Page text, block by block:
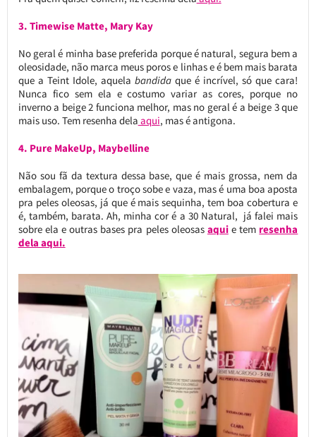
3. Timewise Matte, Mary Kay
No geral é minha base preferida porque é natural, segura bem a
oleosidade, não marca meus poros e linhas e é bem mais barata
que a Teint Idole, aquela bandidaque é incrível, só que cara!
Nunca fico sem ela e costumo variar as cores, porque no
inverno a beige 2 funciona melhor, mas no geral é a beige 3 que
mais uso. Tem resenha dela aqui, mas é antigona.
4. Pure MakeUp, Maybelline
Não sou fã da textura dessa base, que é mais grossa, nem da
embalagem, porque o troço sobe e vaza, mas é uma boa aposta
pra peles oleosas, já que é mais sequinha, tem boa cobertura e
é, também, barata. Ah, minha cor é a 30 Natural, já falei mais
sobre ela e outras bases pra peles oleosas aqui e tem resenha
dela aqui.